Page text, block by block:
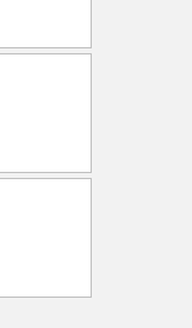
couronnes danoises